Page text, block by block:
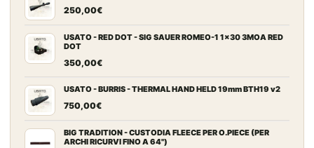
250,00€
USATO - RED DOT - SIG SAUER ROMEO-1 1x30 3MOA RED
DOT
350,00€
USATO - BURRIS - THERMAL HAND HELD 19mm BTH19 v2
750,00€
BIG TRADITION - CUSTODIA FLEECE PER O.PIECE (PER
ARCHI RICURVI FINO A 64")